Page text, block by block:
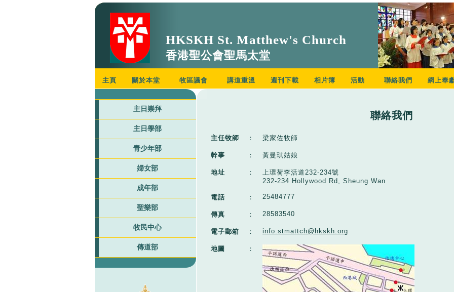
HKSKH St. Matthew's Church
香港聖公會聖馬太堂
主頁 關於本堂 牧區議會 講道重溫 週刊下載 相片簿 活動 聯絡我們 網上奉
主日崇拜
主日學部
青少年部
婦女部
成年部
聖樂部
牧民中心
傳道部
聯絡我們
主任牧師 ： 梁家佐牧師
幹事 ： 黃曼琪姑娘
地址 ：
上環荷李活道232-234號
232-234 Hollywood Rd, Sheung Wan
電話 ： 25484777
傳真 ： 28583540
電子郵箱 ： info.stmattch@hkskh.org
地圖 ：